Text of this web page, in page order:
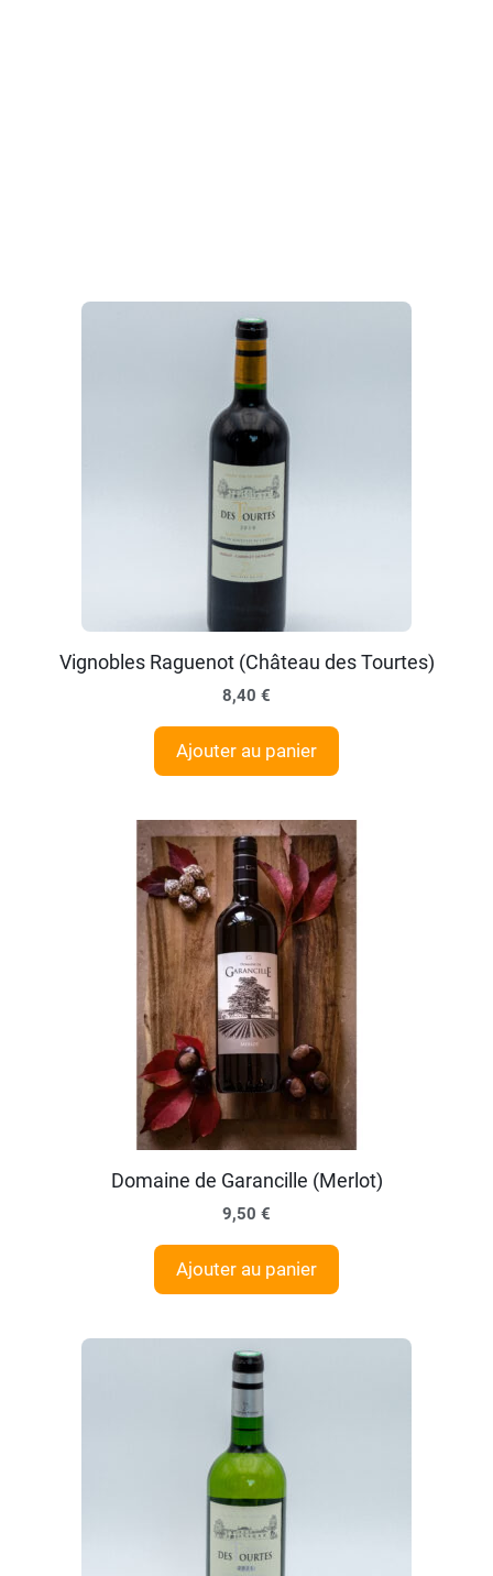
Vignobles Raguenot (Château des Tourtes)
8,40 €
Ajouter au panier
Domaine de Garancille (Merlot)
9,50 €
Ajouter au panier